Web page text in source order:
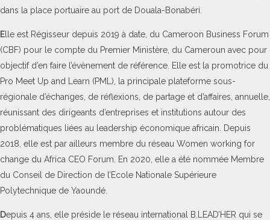
dans la place portuaire au port de Douala-Bonabéri.
E lle est Régisseur depuis 2019 à date, du Cameroon Business Forum
(CBF) pour le compte du Premier Ministère, du Cameroun avec pour
objectif d’en faire l’évènement de référence. Elle est la promotrice du
Pro Meet Up and Learn (PML), la principale plateforme sous-
régionale d’échanges, de réflexions, de partage et d’affaires, annuelle,
réunissant des dirigeants d’entreprises et institutions autour des
problématiques liées au leadership économique africain. Depuis
2018, elle est par ailleurs membre du réseau Women working for
change du Africa CEO Forum. En 2020, elle a été nommée Membre
du Conseil de Direction de l’Ecole Nationale Supérieure
Polytechnique de Yaoundé.
Depuis 4 ans, elle préside le réseau international B.LEAD’HER qui se